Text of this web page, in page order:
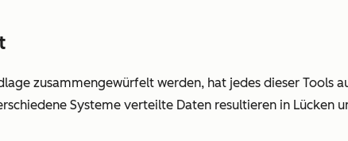
zusammengewürfelt werden, hat jedes dieser Tools
Systeme verteilte Daten resultieren in Lücken